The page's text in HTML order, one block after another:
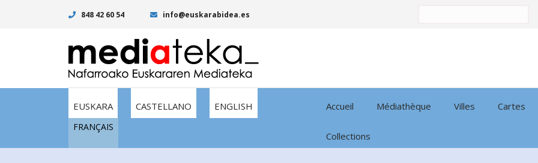
848 42 60 54 info@euskarabidea.es
EUSKARA CASTELLANO ENGLISH
FRANÇAIS
Accueil Médiathèque Villes Cartes
Collections